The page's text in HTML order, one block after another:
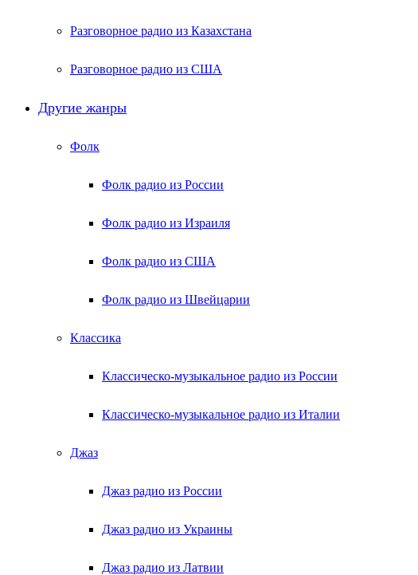
Разговорное радио из Казахстана
Разговорное радио из США
Другие жанры
Фолк
Фолк радио из России
Фолк радио из Израиля
Фолк радио из США
Фолк радио из Швейцарии
Классика
Классическо-музыкальное радио из России
Классическо-музыкальное радио из Италии
Джаз
Джаз радио из России
Джаз радио из Украины
Джаз радио из Латвии